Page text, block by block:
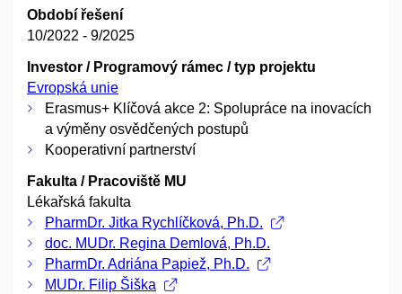
Období řešení
10/2022 - 9/2025
Investor / Programový rámec / typ projektu
Evropská unie
Erasmus+ Klíčová akce 2: Spolupráce na inovacích
a výměny osvědčených postupů
Kooperativní partnerství
Fakulta / Pracoviště MU
Lékařská fakulta
PharmDr. Jitka Rychlíčková, Ph.D.
doc. MUDr. Regina Demlová, Ph.D.
PharmDr. Adriána Papiež, Ph.D.
MUDr. Filip Šiška